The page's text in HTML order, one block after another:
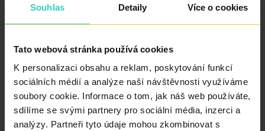
Souhlas Detaily Více o cookies
Tato webová stránka používá cookies
K personalizaci obsahu a reklam, poskytování funkcí
sociálních médií a analýze naší návštěvnosti využíváme
soubory cookie. Informace o tom, jak náš web používáte,
sdílíme se svými partnery pro sociální média, inzerci a
analýzy. Partneři tyto údaje mohou zkombinovat s
KOJI ĆE VAS VODITI
KONTAKTNA OSOBA